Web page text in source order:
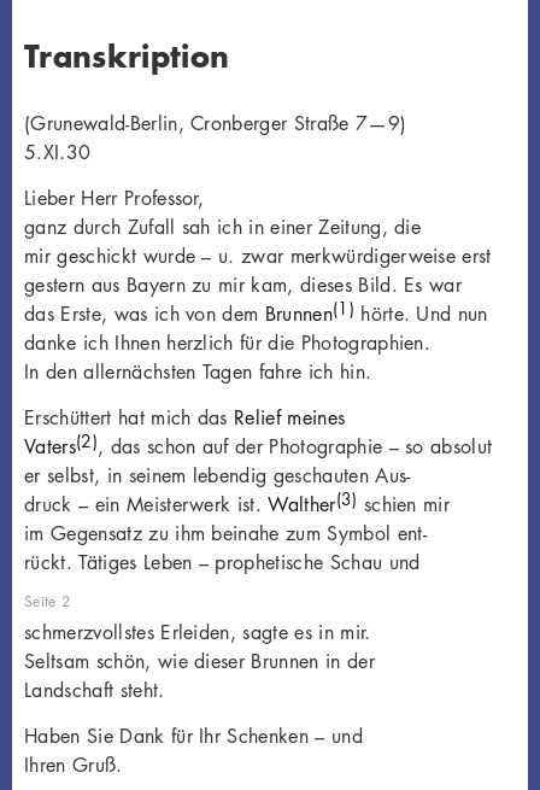
Transkription
(Grunewald-Berlin, Cronberger Straße 7—9)
5.XI.30
Lieber Herr Professor,
ganz durch Zufall sah ich in einer Zeitung, die
mir geschickt wurde – u. zwar merkwürdigerweise erst
gestern aus Bayern zu mir kam, dieses Bild. Es war
das Erste, was ich von dem Brunnen(1) hörte. Und nun
danke ich Ihnen herzlich für die Photographien.
In den allernächsten Tagen fahre ich hin.
Erschüttert hat mich das Relief meines
Vaters(2), das schon auf der Photographie – so absolut
er selbst, in seinem lebendig geschauten Aus-
druck – ein Meisterwerk ist.Walther(3) schien mir
im Gegensatz zu ihm beinahe zum Symbol ent-
rückt. Tätiges Leben – prophetische Schau und
Seite 2
schmerzvollstes Erleiden, sagte es in mir.
Seltsam schön, wie dieser Brunnen in der
Landschaft steht.
Haben Sie Dank für Ihr Schenken – und
Ihren Gruß.